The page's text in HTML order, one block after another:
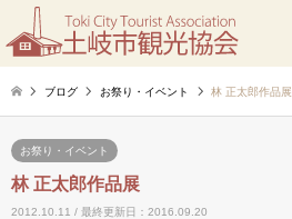
ブログ お祭り・イベント 林 正太郎作品展
お祭り・イベント
林 正太郎作品展
2012.10.11 / 最終更新日：2016.09.20